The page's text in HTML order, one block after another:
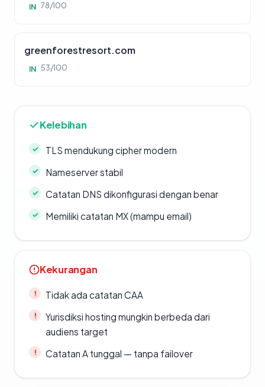
IN 78/100
greenforestresort.com
IN 53/100
Kelebihan
TLS mendukung cipher modern
Nameserver stabil
Catatan DNS dikonfigurasi dengan benar
Memiliki catatan MX (mampu email)
Kekurangan
Tidak ada catatan CAA
Yurisdiksi hosting mungkin berbeda dari
audiens target
Catatan A tunggal — tanpa failover